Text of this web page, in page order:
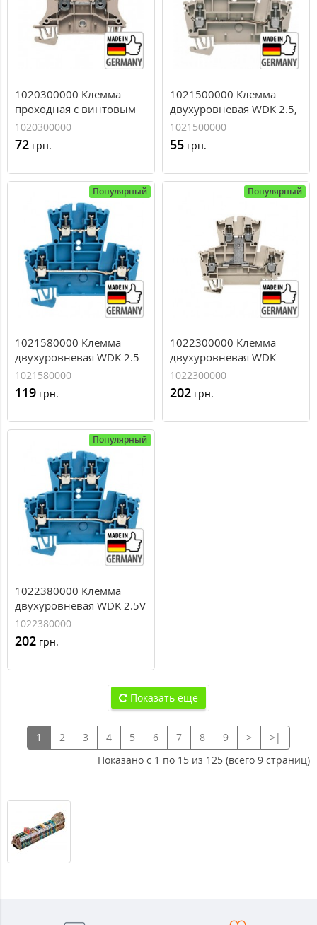
1020300000 Клемма
проходная с винтовым
зажимом Weidmuller
WDU 10, 10 мм.кв
1020300000
72 грн.
1021500000 Клемма
двухуровневая WDK 2.5,
2,5 мм.кв
1021500000
55 грн.
Популярный
1021580000 Клемма
двухуровневая WDK 2.5
BL, 2,5 мм.кв
1021580000
119 грн.
Популярный
1022300000 Клемма
двухуровневая WDK
2.5V, 2,5 мм.кв
1022300000
202 грн.
Популярный
1022380000 Клемма
двухуровневая WDK 2.5V
BL, 2,5 мм.кв
1022380000
202 грн.
Показать еще
1 2 3 4 5 6 7 8 9 >
>|
Показано с 1 по 15 из 125 (всего 9 страниц)